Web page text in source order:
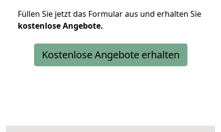
Füllen Sie jetzt das Formular aus und erhalten Sie
kostenloseAngebote.
Kostenlose Angebote erhalten